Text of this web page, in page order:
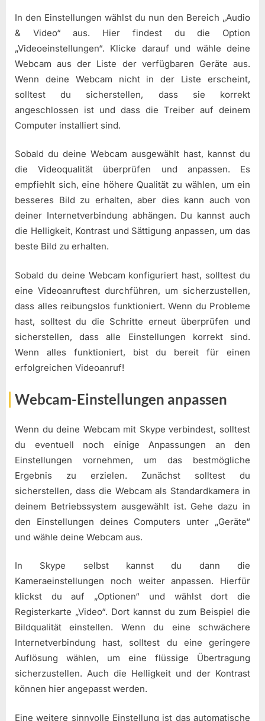
In den Einstellungen wählst du nun den Bereich „Audio
& Video“ aus. Hier findest du die Option
„Videoeinstellungen“. Klicke darauf und wähle deine
Webcam aus der Liste der verfügbaren Geräte aus.
Wenn deine Webcam nicht in der Liste erscheint,
solltest du sicherstellen, dass sie korrekt
angeschlossen ist und dass die Treiber auf deinem
Computer installiert sind.
Sobald du deine Webcam ausgewählt hast, kannst du
die Videoqualität überprüfen und anpassen. Es
empfiehlt sich, eine höhere Qualität zu wählen, um ein
besseres Bild zu erhalten, aber dies kann auch von
deiner Internetverbindung abhängen. Du kannst auch
die Helligkeit, Kontrast und Sättigung anpassen, um das
beste Bild zu erhalten.
Sobald du deine Webcam konfiguriert hast, solltest du
eine Videoanruftest durchführen, um sicherzustellen,
dass alles reibungslos funktioniert. Wenn du Probleme
hast, solltest du die Schritte erneut überprüfen und
sicherstellen, dass alle Einstellungen korrekt sind.
Wenn alles funktioniert, bist du bereit für einen
erfolgreichen Videoanruf!
Webcam-Einstellungen anpassen
Wenn du deine Webcam mit Skype verbindest, solltest
du eventuell noch einige Anpassungen an den
Einstellungen vornehmen, um das bestmögliche
Ergebnis zu erzielen. Zunächst solltest du
sicherstellen, dass die Webcam als Standardkamera in
deinem Betriebssystem ausgewählt ist. Gehe dazu in
den Einstellungen deines Computers unter „Geräte“
und wähle deine Webcam aus.
In Skype selbst kannst du dann die
Kameraeinstellungen noch weiter anpassen. Hierfür
klickst du auf „Optionen“ und wählst dort die
Registerkarte „Video“. Dort kannst du zum Beispiel die
Bildqualität einstellen. Wenn du eine schwächere
Internetverbindung hast, solltest du eine geringere
Auflösung wählen, um eine flüssige Übertragung
sicherzustellen. Auch die Helligkeit und der Kontrast
können hier angepasst werden.
Eine weitere sinnvolle Einstellung ist das automatische